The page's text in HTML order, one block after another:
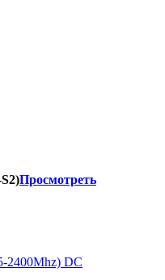
Просмотреть
2400Mhz) DC